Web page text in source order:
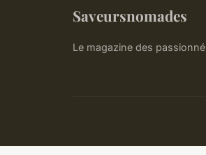
Saveursnomades
Le magazine des